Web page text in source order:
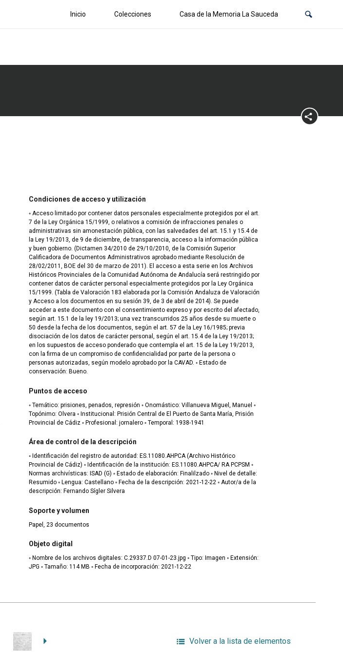
Inicio Colecciones Casa de la Memoria La Sauceda
Condiciones de acceso y utilización
◦ Acceso limitado por contener datos personales especialmente protegidos por el art.
7 de la Ley Orgánica 15/1999, o relativos a comisión de infracciones penales o
administrativas sin amonestación pública, con las salvedades del art. 15.1 y 15.4 de
la Ley 19/2013, de 9 de diciembre, de transparencia, acceso a la información pública
y buen gobierno. (Dictamen 34/2010 de 29/10/2010, de la Comisión Superior
Calificadora de Documentos Administrativos aprobado mediante Resolución de
28/02/2011, BOE del 30 de marzo de 2011). El acceso a esta serie en los Archivos
Históricos Provinciales de la Comunidad Autónoma de Andalucía será restringido por
contener datos de carácter personal especialmente protegidos por la Ley Orgánica
15/1999. (Tabla de Valoración 183 elaborada por la Comisión Andaluza de Valoración
y Acceso a los documentos en su sesión 39, de 3 de abril de 2014). Se puede
acceder a este documento con el consentimiento expreso y por escrito del afectado,
según art. 15.1 de la ley 19/2013; una vez transcurridos 25 años desde su muerte o
50 desde la fecha de los documentos, según el art. 57 de la Ley 16/1985; previa
disociación de los datos de carácter personal, según el art. 15.4 de la Ley 19/2013;
en los supuestos de acceso ponderado que contempla el art. 15 de la Ley 19/2013,
con la firma de un compromiso de confidencialidad por parte de la persona o
personas autorizadas, según modelo aprobado por la CAVAD. ◦ Estado de
conservación: Bueno.
Puntos de acceso
◦ Temático: prisiones, penados, represión ◦ Onomástico: Villanueva Miguel, Manuel ◦
Topónimo: Olvera ◦ Institucional: Prisión Central de El Puerto de Santa María, Prisión
Provincial de Cádiz ◦ Profesional: jornalero ◦ Temporal: 1938-1941
Área de control de la descripción
◦ Identificación del registro de autoridad: ES.11080.AHPCA (Archivo Histórico
Provincial de Cádiz) ◦ Identificación de la institución: ES.11080.AHPCA/ RA PCPSM ◦
Normas archivísticas: ISAD (G) ◦ Estado de elaboración: Finalilzado ◦ Nivel de detalle:
Resumido ◦ Lengua: Castellano ◦ Fecha de la descripción: 2021-12-22 ◦ Autor/a de la
descripción: Fernando Sígler Silvera
Soporte y volumen
Papel, 23 documentos
Objeto digital
◦ Nombre de los archivos digitales: C.29337.D 07-01-23.jpg ◦ Tipo: Imagen ◦ Extensión:
JPG ◦ Tamaño: 114 MB ◦ Fecha de incorporación: 2021-12-22
Volver a la lista de elementos